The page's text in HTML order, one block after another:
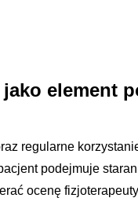
element
regularne
podejmuje
ocenę